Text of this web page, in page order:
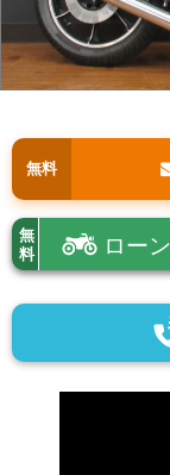
無料
無
料
ロー